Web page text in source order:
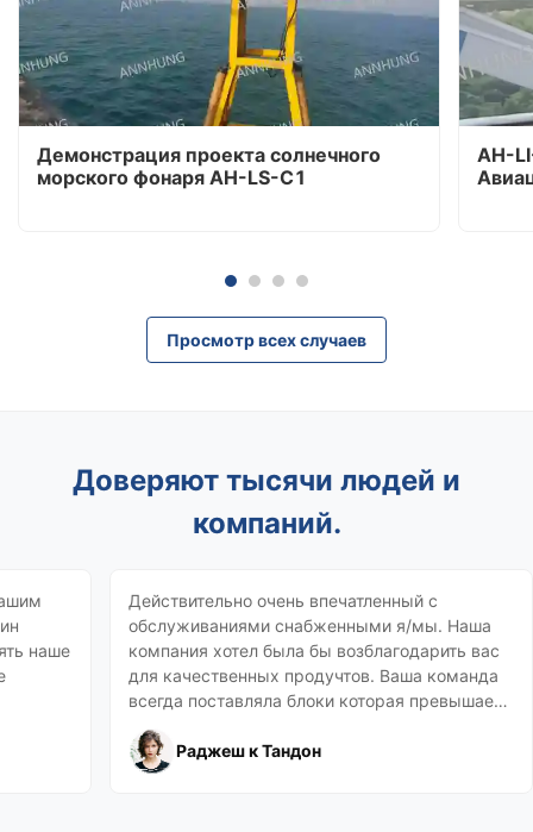
Демонстрация проекта солнечного
морского фонаря AH-LS-C1
AH-
Просмотр всех случаев
Доверяют тысячи людей и
компаний.
наше
Действительно очень впечатленный с
обслуживаниями снабженными я/мы. Наша
компания хотел была бы возблагодарить вас
для качественных продучтов. Ваша команда
всегда поставляла блоки которая превышает
наши ожидания. Посмотрите вперед ко всем
будущим паспределениям.
Раджеш к Тандон